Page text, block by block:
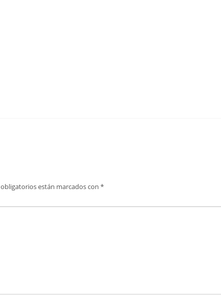
están marcados con *